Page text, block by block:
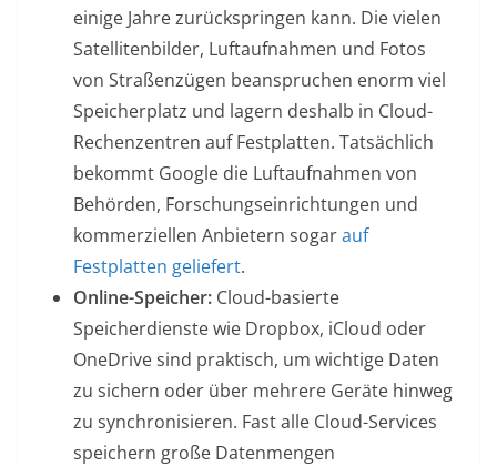
einige Jahre zurückspringen kann. Die vielen
Satellitenbilder, Luftaufnahmen und Fotos
von Straßenzügen beanspruchen enorm viel
Speicherplatz und lagern deshalb in Cloud-
Rechenzentren auf Festplatten. Tatsächlich
bekommt Google die Luftaufnahmen von
Behörden, Forschungseinrichtungen und
kommerziellen Anbietern sogarauf
Festplatten geliefert.
Online-Speicher: Cloud-basierte
Speicherdienste wie Dropbox, iCloud oder
OneDrive sind praktisch, um wichtige Daten
zu sichern oder über mehrere Geräte hinweg
zu synchronisieren. Fast alle Cloud-Services
speichern große Datenmengen